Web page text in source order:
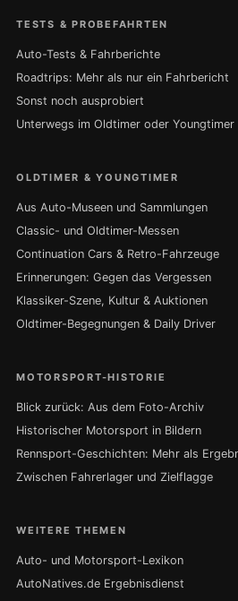
TESTS & PROBEFAHRTEN
Auto-Tests & Fahrberichte
Roadtrips: Mehr als nur ein Fahrbericht
Sonst noch ausprobiert
Unterwegs im Oldtimer oder Youngtimer
OLDTIMER & YOUNGTIMER
Aus Auto-Museen und Sammlungen
Classic- und Oldtimer-Messen
Continuation Cars & Retro-Fahrzeuge
Erinnerungen: Gegen das Vergessen
Klassiker-Szene, Kultur & Auktionen
Oldtimer-Begegnungen & Daily Driver
MOTORSPORT-HISTORIE
Blick zurück: Aus dem Foto-Archiv
Historischer Motorsport in Bildern
Rennsport-Geschichten: Mehr als
Zwischen Fahrerlager und Zielflagge
WEITERE THEMEN
Auto- und Motorsport-Lexikon
AutoNatives.de Ergebnisdienst